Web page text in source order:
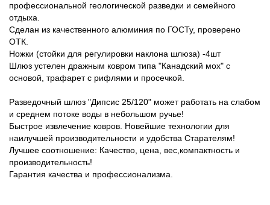
профессиональной геологической разведки и семейного
отдыха.
Сделан из качественного алюминия по ГОСТу, проверено
ОТК.
Ножки (стойки для регулировки наклона шлюза) -4шт
Шлюз устелен дражным ковром типа "Канадский мох" с
основой, трафарет с рифлями и просечкой.
Разведочный шлюз "Дипсис 25/120" может работать на слабом
и среднем потоке воды в небольшом ручье!
Быстрое извлечение ковров. Новейшие технологии для
наилучшей производительности и удобства Старателям!
Лучшее соотношение: Качество, цена, вес,компактность и
производительность!
Гарантия качества и профессионализма.